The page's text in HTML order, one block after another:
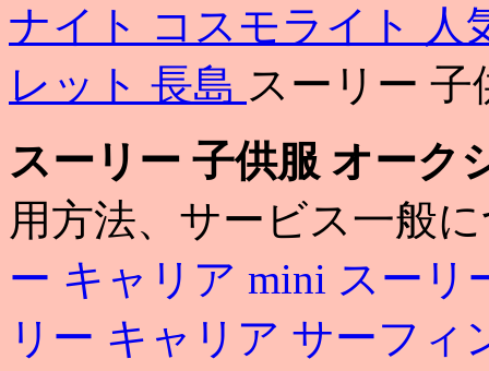
ナイト コスモライト 人
レット 長島 スーリー
スーリー 子供服 オーク
用方法、サービス一般
ー キャリア mini スーリ
リー キャリア サーフィ